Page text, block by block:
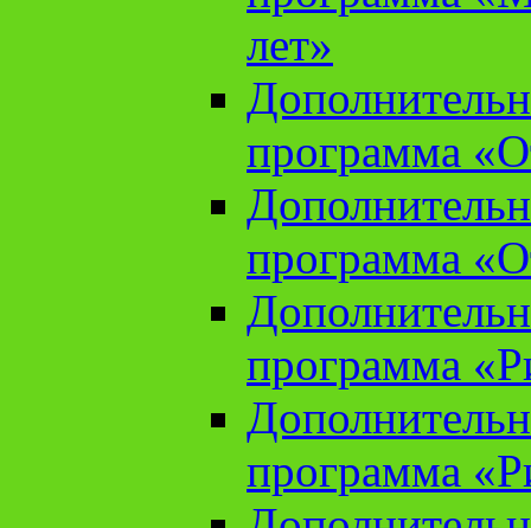
лет»
программа
программа
программа
программа